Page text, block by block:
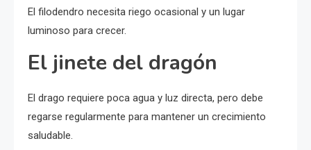
El filodendro necesita riego ocasional y un lugar
luminoso para crecer.
El jinete del dragón
El drago requiere poca agua y luz directa, pero debe
regarse regularmente para mantener un crecimiento
saludable.